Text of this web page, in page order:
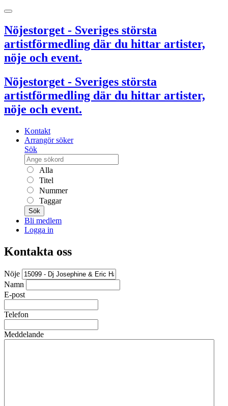
Nöjestorget - Sveriges största
artistförmedling där du hittar artister,
nöje och event.
Nöjestorget - Sveriges största
artistförmedling där du hittar artister,
nöje och event.
Kontakt
Arrangör söker
Sök
Alla
Titel
Nummer
Taggar
Sök
Bli medlem
Logga in
Kontakta oss
Nöje
Namn
E-post
Telefon
Meddelande